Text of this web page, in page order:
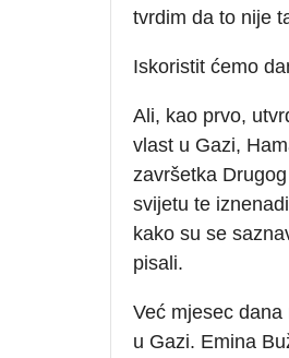
tvrdim da to nije
Iskoristit ćemo
Ali, kao prvo,
vlast u Gazi,
završetka
svijetu te
kako su se
pisali.
Već mjesec
u Gazi. Emina